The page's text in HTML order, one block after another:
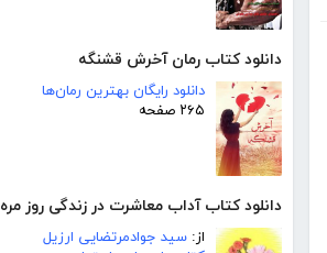
دانلود کتاب رمان آخرش قشنگه
دانلود رایگان بهترین رمان‌ها
۲۶۵ صفحه
دانلود کتاب آداب معاشرت در زندگی روز مره
از: سید جوادمرتضایی ارزیل